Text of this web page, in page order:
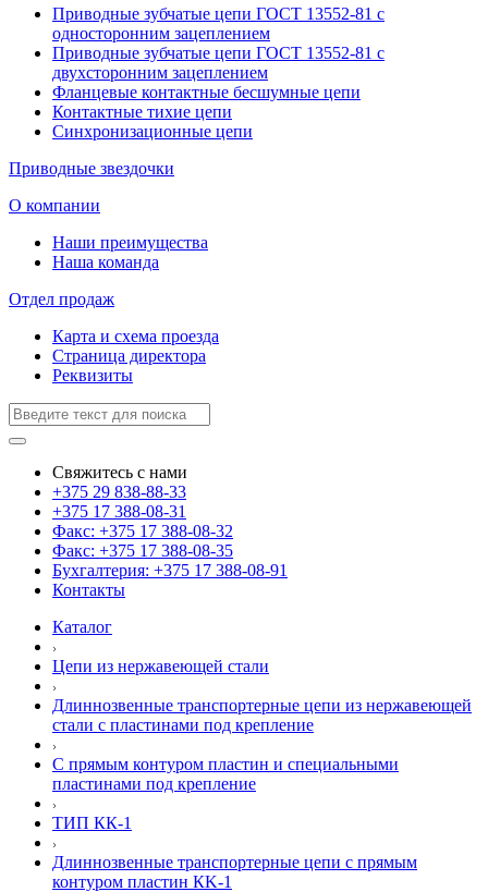
Приводные зубчатые цепи ГОСТ 13552-81 с
односторонним зацеплением
Приводные зубчатые цепи ГОСТ 13552-81 с
двухсторонним зацеплением
Фланцевые контактные бесшумные цепи
Контактные тихие цепи
Синхронизационные цепи
Приводные звездочки
О компании
Наши преимущества
Наша команда
Отдел продаж
Карта и схема проезда
Страница директора
Реквизиты
Свяжитесь с нами
+375 29 838-88-33
+375 17 388-08-31
Факс: +375 17 388-08-32
Факс: +375 17 388-08-35
Бухгалтерия: +375 17 388-08-91
Контакты
Каталог
Цепи из нержавеющей стали
Длиннозвенные транспортерные цепи из нержавеющей
стали с пластинами под крепление
С прямым контуром пластин и специальными
пластинами под крепление
ТИП КК-1
Длиннозвенные транспортерные цепи c прямым
контуром пластин КK-1